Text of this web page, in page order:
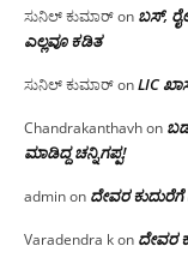
ಸುನಿಲ್ ಕುಮಾರ್on ಬಸ್,
ಎಲ್ಲವೂ ಕಡಿತ
ಸುನಿಲ್ ಕುಮಾರ್onLIC
Chandrakanthavhon
ಮಾಡಿದ್ದ ಚನ್ನಿಗಪ್ಪ!
adminon ದೇವರ
Varadendra kon ದೇವರ